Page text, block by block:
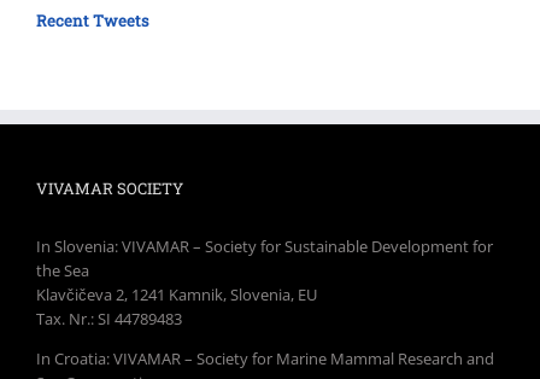
Recent Tweets
VIVAMAR SOCIETY
In Slovenia: VIVAMAR – Society for Sustainable Development for
the Sea
Klavčičeva 2, 1241 Kamnik, Slovenia, EU
Tax. Nr.: SI 44789483
In Croatia: VIVAMAR – Society for Marine Mammal Research and